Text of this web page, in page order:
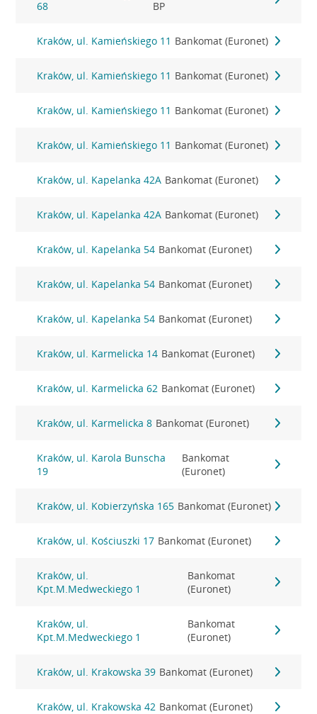
68
BP
Kraków, ul. Kamieńskiego 11 Bankomat (Euronet)
Kraków, ul. Kamieńskiego 11 Bankomat (Euronet)
Kraków, ul. Kamieńskiego 11 Bankomat (Euronet)
Kraków, ul. Kamieńskiego 11 Bankomat (Euronet)
Kraków, ul. Kapelanka 42A Bankomat (Euronet)
Kraków, ul. Kapelanka 42A Bankomat (Euronet)
Kraków, ul. Kapelanka 54 Bankomat (Euronet)
Kraków, ul. Kapelanka 54 Bankomat (Euronet)
Kraków, ul. Kapelanka 54 Bankomat (Euronet)
Kraków, ul. Karmelicka 14 Bankomat (Euronet)
Kraków, ul. Karmelicka 62 Bankomat (Euronet)
Kraków, ul. Karmelicka 8 Bankomat (Euronet)
Kraków, ul. Karola Bunscha
19
Bankomat
(Euronet)
Kraków, ul. Kobierzyńska 165 Bankomat (Euronet)
Kraków, ul. Kościuszki 17 Bankomat (Euronet)
Kraków, ul.
Kpt.M.Medweckiego 1
Bankomat
(Euronet)
Kraków, ul.
Kpt.M.Medweckiego 1
Bankomat
(Euronet)
Kraków, ul. Krakowska 39 Bankomat (Euronet)
Kraków, ul. Krakowska 42 Bankomat (Euronet)